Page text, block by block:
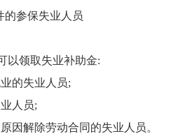
的参保失业人员
以领取失业补助金:
的失业人员;
人员;
因解除劳动合同的失业人员。